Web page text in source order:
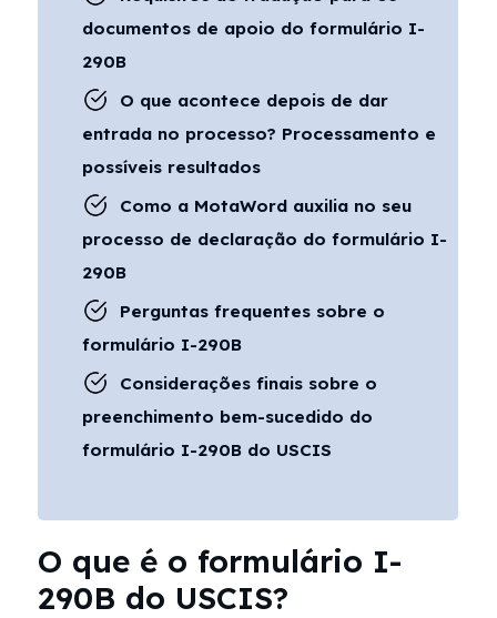
documentos de apoio do formulário I-
290B
O que acontece depois de dar
entrada no processo? Processamento e
possíveis resultados
Como a MotaWord auxilia no seu
processo de declaração do formulário I-
290B
Perguntas frequentes sobre o
formulário I-290B
Considerações finais sobre o
preenchimento bem-sucedido do
formulário I-290B do USCIS
O que é o formulário I-
290B do USCIS?